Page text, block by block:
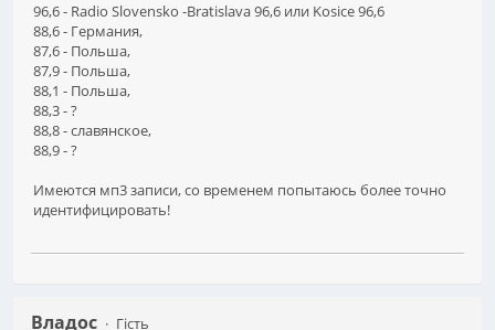
96,6 - Radio Slovensko -Bratislava 96,6 или Kosice 96,6
88,6 - Германия,
87,6 - Польша,
87,9 - Польша,
88,1 - Польша,
88,3 - ?
88,8 - славянское,
88,9 - ?
Имеются мп3 записи, со временем попытаюсь более точно
идентифицировать!
Владос Гість